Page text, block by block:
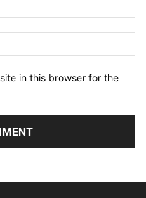
in this browser for the